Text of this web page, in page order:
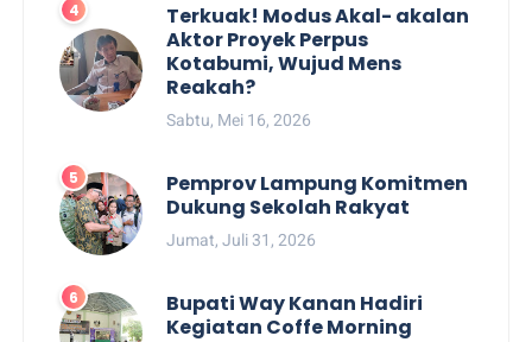
Terkuak! Modus Akal- akalan
Aktor Proyek Perpus
Kotabumi, Wujud Mens
Reakah?
Sabtu, Mei 16, 2026
Pemprov Lampung Komitmen
Dukung Sekolah Rakyat
Jumat, Juli 31, 2026
Bupati Way Kanan Hadiri
Kegiatan Coffe Morning